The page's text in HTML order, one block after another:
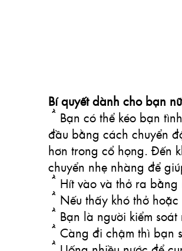
Bí quyết dành cho bạn
● Bạn có thể kéo bạn
đầu bằng cách chuyển
hơn trong cổ họng. Đến
chuyển nhẹ nhàng để
● Hít vào và thở ra bằng
● Nếu thấy khó thở
● Bạn là người kiểm
● Càng đi chậm thì bạn